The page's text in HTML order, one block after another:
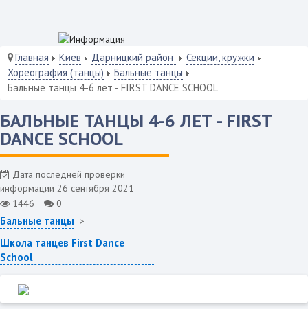
Главная Киев Дарницкий район
Секции, кружки
Хореография (танцы)
Бальные танцы
Бальные танцы 4-6 лет - FIRST DANCE SCHOOL
БАЛЬНЫЕ ТАНЦЫ 4-6 ЛЕТ - FIRST
DANCE SCHOOL
Дата последней проверки
информации 26 сентября 2021
1446
0
Бальные танцы ->
Школа танцев First Dance
School